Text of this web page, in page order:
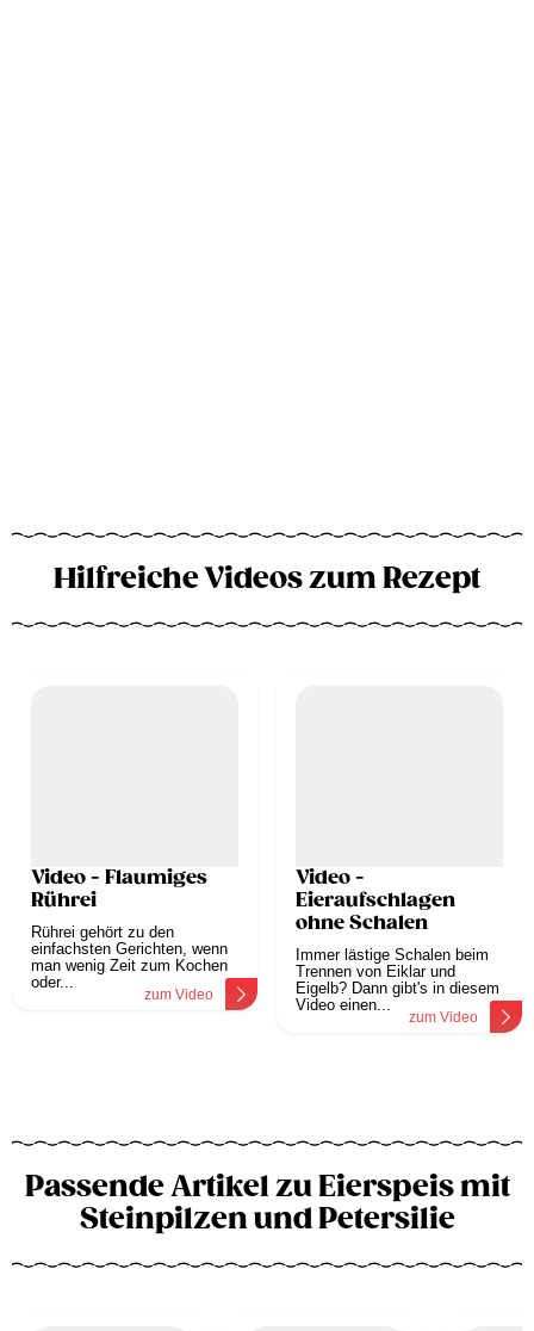
Hilfreiche Videos zum Rezept
Video - Flaumiges
Rührei
Rührei gehört zu den
einfachsten Gerichten, wenn
man wenig Zeit zum Kochen
oder...
zum Video
Video -
Eieraufschlagen
ohne Schalen
Immer lästige Schalen beim
Trennen von Eiklar und
Eigelb? Dann gibt's in diesem
Video einen...
zum Video
Passende Artikel zu Eierspeis mit
Steinpilzen und Petersilie